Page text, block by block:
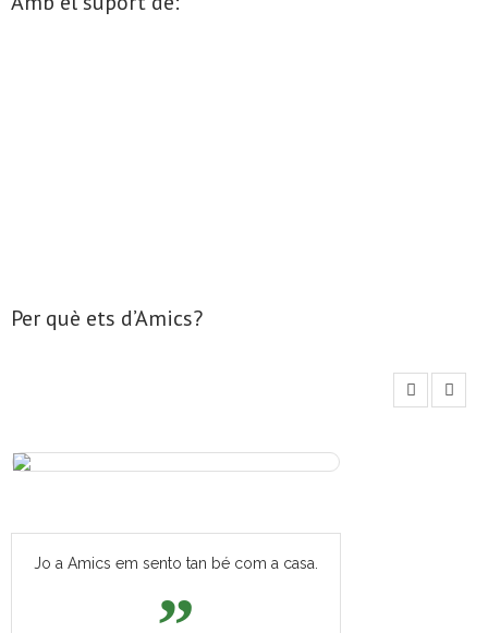
Per què ets d’Amics?
Jo a Amics em sento tan bé com a casa.